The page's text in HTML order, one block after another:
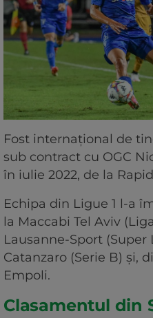
Fost internațional de
sub contract cu OGC
în iulie 2022, de la
Echipa din Ligue 1 l-a
la Maccabi Tel Aviv
Lausanne-Sport (Super
Catanzaro (Serie B) și,
Empoli.
Clasamentul din